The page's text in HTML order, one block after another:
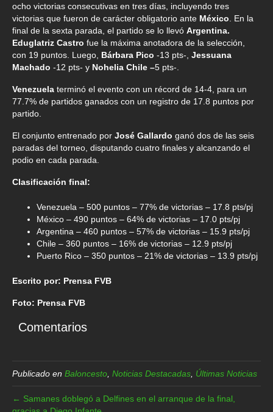
ocho victorias consecutivas en tres días, incluyendo tres
victorias que fueron de carácter obligatorio ante México . En la
final de la sexta parada, el partido se lo llevó Argentina.
Eduglatriz Castro fue la máxima anotadora de la selección,
con 19 puntos. Luego, Bárbara Pico -13 pts-, Jessuana
Machado -12 pts- y Nohelia Chile –5 pts-.
Venezuela terminó el evento con un récord de 14-4, para un
77.7% de partidos ganados con un registro de 17.8 puntos por
partido.
El conjunto entrenado por José Gallardo ganó dos de las seis
paradas del torneo, disputando cuatro finales y alcanzando el
podio en cada parada.
Clasificación final:
Venezuela – 500 puntos – 77% de victorias – 17.8 pts/pj
México – 490 puntos – 64% de victorias – 17.0 pts/pj
Argentina – 460 puntos – 57% de victorias – 15.9 pts/pj
Chile – 360 puntos – 16% de victorias – 12.9 pts/pj
Puerto Rico – 350 puntos – 21% de victorias – 13.9 pts/pj
Escrito por: Prensa FVB
Foto: Prensa FVB
Comentarios
Publicado en Baloncesto Noticias Destacadas Últimas Noticias
← Samanes doblegó a Delfines en el arranque de la final,